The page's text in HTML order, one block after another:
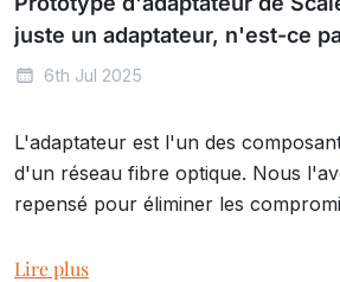
juste un adaptateur, n'est-ce
6th Jul 2025
L'adaptateur est l'un des
d'un réseau fibre optique. Nous
repensé pour éliminer les
Lire plus